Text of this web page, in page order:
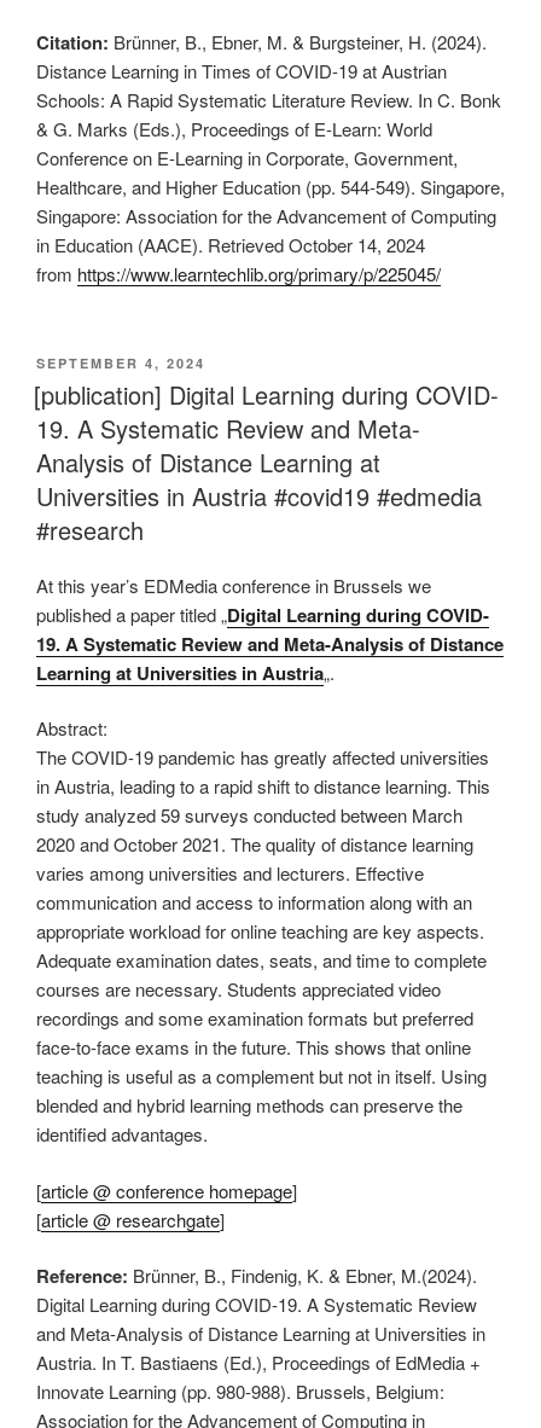
Citation: Brünner, B., Ebner, M. & Burgsteiner, H. (2024).
Distance Learning in Times of COVID-19 at Austrian
Schools: A Rapid Systematic Literature Review. In C. Bonk
& G. Marks (Eds.), Proceedings of E-Learn: World
Conference on E-Learning in Corporate, Government,
Healthcare, and Higher Education (pp. 544-549). Singapore,
Singapore: Association for the Advancement of Computing
in Education (AACE). Retrieved October 14, 2024
from https://www.learntechlib.org/primary/p/225045/
VERÖFFENTLICHT
AM
SEPTEMBER 4, 2024
[publication] Digital Learning during COVID-
19. A Systematic Review and Meta-
Analysis of Distance Learning at
Universities in Austria #covid19 #edmedia
#research
At this year’s EDMedia conference in Brussels we
published a paper titled „Digital Learning during COVID-
19. A Systematic Review and Meta-Analysis of Distance
Learning at Universities in Austria„.
Abstract:
The COVID-19 pandemic has greatly affected universities
in Austria, leading to a rapid shift to distance learning. This
study analyzed 59 surveys conducted between March
2020 and October 2021. The quality of distance learning
varies among universities and lecturers. Effective
communication and access to information along with an
appropriate workload for online teaching are key aspects.
Adequate examination dates, seats, and time to complete
courses are necessary. Students appreciated video
recordings and some examination formats but preferred
face-to-face exams in the future. This shows that online
teaching is useful as a complement but not in itself. Using
blended and hybrid learning methods can preserve the
identified advantages.
[article @ conference homepage]
[article @ researchgate]
Reference: Brünner, B., Findenig, K. & Ebner, M.(2024).
Digital Learning during COVID-19. A Systematic Review
and Meta-Analysis of Distance Learning at Universities in
Austria. In T. Bastiaens (Ed.), Proceedings of EdMedia +
Innovate Learning (pp. 980-988). Brussels, Belgium:
Association for the Advancement of Computing in